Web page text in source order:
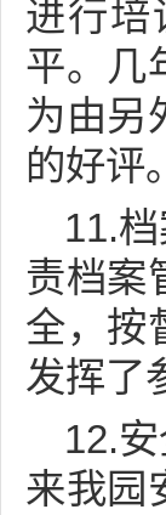
进行培
平。几
为由另
的好评。
11.
责档案
全，按
发挥了
12.
来我园